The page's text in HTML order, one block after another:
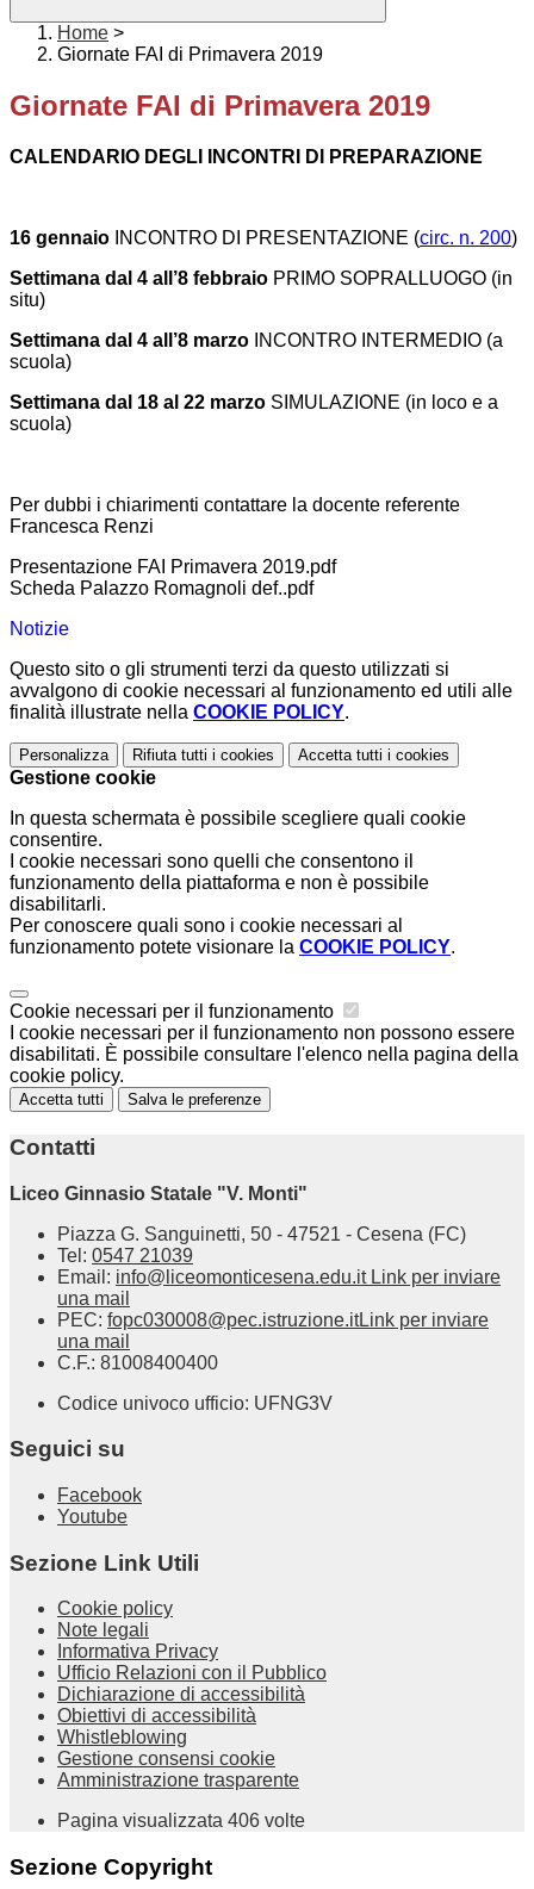
Home >
Giornate FAI di Primavera 2019
Giornate FAI di Primavera 2019
CALENDARIO DEGLI INCONTRI DI PREPARAZIONE
16 gennaio INCONTRO DI PRESENTAZIONE (circ. n. 200)
Settimana dal 4 all’8 febbraio PRIMO SOPRALLUOGO (in
situ)
Settimana dal 4 all’8 marzo INCONTRO INTERMEDIO (a
scuola)
Settimana dal 18 al 22 marzo SIMULAZIONE (in loco e a
scuola)
Per dubbi i chiarimenti contattare la docente referente
Francesca Renzi
Presentazione FAI Primavera 2019.pdf
Scheda Palazzo Romagnoli def..pdf
Notizie
Questo sito o gli strumenti terzi da questo utilizzati si
avvalgono di cookie necessari al funzionamento ed utili alle
finalità illustrate nella COOKIE POLICY.
Personalizza Rifiuta tutti i cookies Accetta tutti i cookies
Gestione cookie
In questa schermata è possibile scegliere quali cookie
consentire.
I cookie necessari sono quelli che consentono il
funzionamento della piattaforma e non è possibile
disabilitarli.
Per conoscere quali sono i cookie necessari al
funzionamento potete visionare la COOKIE POLICY.
Cookie necessari per il funzionamento
I cookie necessari per il funzionamento non possono essere
disabilitati. È possibile consultare l'elenco nella pagina della
cookie policy.
Accetta tutti Salva le preferenze
Contatti
Liceo Ginnasio Statale "V. Monti"
Piazza G. Sanguinetti, 50 - 47521 - Cesena (FC)
Tel: 0547 21039
Email: info@liceomonticesena.edu.it Link per inviare
una mail
PEC: fopc030008@pec.istruzione.itLink per inviare
una mail
C.F.: 81008400400
Codice univoco ufficio: UFNG3V
Seguici su
Facebook
Youtube
Sezione Link Utili
Cookie policy
Note legali
Informativa Privacy
Ufficio Relazioni con il Pubblico
Dichiarazione di accessibilità
Obiettivi di accessibilità
Whistleblowing
Gestione consensi cookie
Amministrazione trasparente
Pagina visualizzata 406 volte
Sezione Copyright